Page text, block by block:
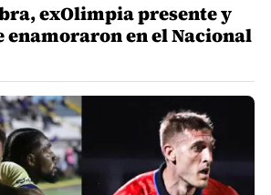
exOlimpia presente y
enamoraron en el Nacional